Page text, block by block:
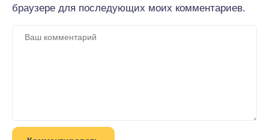
браузере для последующих моих комментариев.